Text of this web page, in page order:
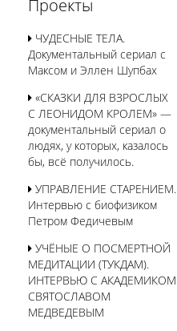
Проекты
ЧУДЕСНЫЕ ТЕЛА.
Документальный сериал с
Максом и Эллен Шупбах
«СКАЗКИ ДЛЯ ВЗРОСЛЫХ
С ЛЕОНИДОМ КРОЛЕМ» —
документальный сериал о
людях, у которых, казалось
бы, всё получилось.
УПРАВЛЕНИЕ СТАРЕНИЕМ.
Интервью с биофизиком
Петром Федичевым
УЧЁНЫЕ О ПОСМЕРТНОЙ
МЕДИТАЦИИ (ТУКДАМ).
ИНТЕРВЬЮ С АКАДЕМИКОМ
СВЯТОСЛАВОМ
МЕДВЕДЕВЫМ